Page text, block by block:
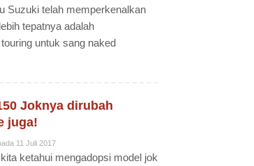
Suzuki telah memperkenalkan
tepatnya adalah
untuk sang naked
Joknya dirubah
juga!
11 Juli 2017
ketahui mengadopsi model jok